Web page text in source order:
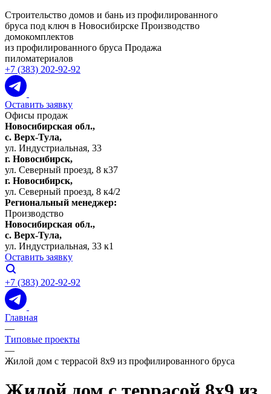
Строительство домов и бань из профилированного
бруса под ключ в Новосибирске Производство
домокомплектов
из профилированного бруса Продажа
пиломатериалов
+7 (383) 202-92-92
Оставить заявку
Офисы продаж
Новосибирская обл.,
c. Верх-Тула,
ул. Индустриальная, 33
г. Новосибирск,
ул. Северный проезд, 8 к37
г. Новосибирск,
ул. Северный проезд, 8 к4/2
Региональный менеджер:
Производство
Новосибирская обл.,
c. Верх-Тула,
ул. Индустриальная, 33 к1
Оставить заявку
+7 (383) 202-92-92
Главная
—
Типовые проекты
—
Жилой дом с террасой 8х9 из профилированного бруса